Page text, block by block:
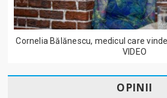
Cornelia Bălănescu, medicul care
VIDEO
OPINII